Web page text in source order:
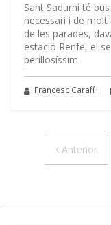
Sant Sadurní té
necessari i de molt
de les parades,
estació Renfe, el
perillosíssim
Francesc Carafí |
Anterior